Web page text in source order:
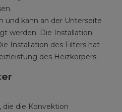
und kann an der Unterseite
werden. Die Installation
Installation des Filters hat
des Heizkörpers.
die Konvektion